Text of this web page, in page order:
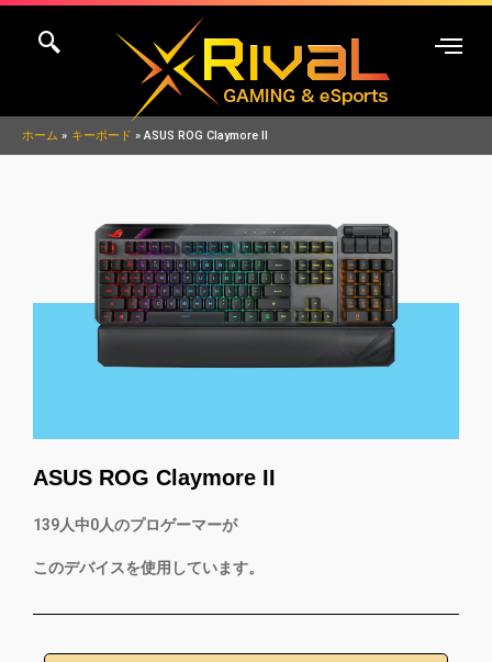
ホーム キーボード ASUS ROG Claymore II
ASUS ROG Claymore II
139人中0人のプロゲーマーが
このデバイスを使用しています。